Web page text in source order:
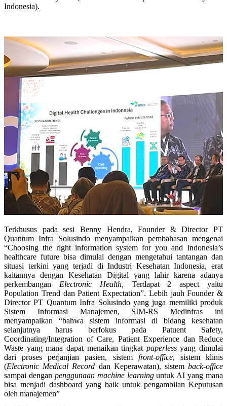
Indonesia).
Terkhusus pada sesi Benny Hendra, Founder & Director PT
Quantum Infra Solusindo menyampaikan pembahasan mengenai
“Choosing the right information system for you and Indonesia’s
healthcare future bisa dimulai dengan mengetahui tantangan dan
situasi terkini yang terjadi di Industri Kesehatan Indonesia, erat
kaitannya dengan Kesehatan Digital yang lahir karena adanya
perkembangan Electronic Health, Terdapat 2 aspect yaitu
Population Trend dan Patient Expectation”. Lebih jauh Founder &
Director PT Quantum Infra Solusindo yang juga memiliki produk
Sistem Informasi Manajemen, SIM-RS Medinfras ini
menyampaikan “bahwa sistem informasi di bidang kesehatan
selanjutnya harus berfokus pada Patuent Safety,
Coordinating/Integration of Care, Patient Experience dan Reduce
Waste yang mana dapat menaikan tingkat paperlessyang dimulai
dari proses perjanjian pasien, sistem front-office, sistem klinis
(Electronic Medical Record dan Keperawatan), sistemback-office
sampai dengan penggunaan machine learninguntuk AI yang mana
bisa menjadi dashboard yang baik untuk pengambilan Keputusan
oleh manajemen”